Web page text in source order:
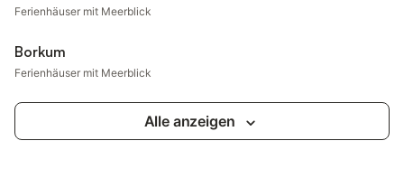
Ferienhäuser mit Meerblick
Borkum
Ferienhäuser mit Meerblick
Alle anzeigen